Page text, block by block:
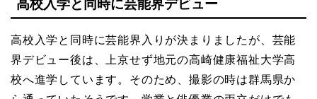
高校入学と同時に芸能界デビュー
高校入学と同時に芸能界入りが決まりましたが、芸能
界デビュー後は、上京せず地元の高崎健康福祉大学高
校へ進学しています。そのため、撮影の時は群馬県か